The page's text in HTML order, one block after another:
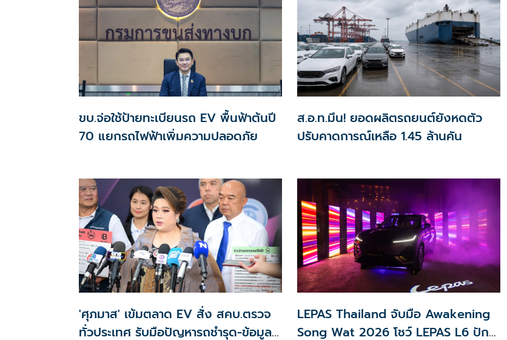
ขบ.จ่อใช้ป้ายทะเบียนรถ EV พื้นฟ้าต้นปี
70 แยกรถไฟฟ้าเพิ่มความปลอดภัย
ส.อ.ท.มึน! ยอดผลิตรถยนต์ยังหดตัว
ปรับคาดการณ์เหลือ 1.45 ล้านคัน
'ศุภมาส' เข้มตลาด EV สั่ง สคบ.ตรวจ
ทั่วประเทศ รับมือปัญหารถชำรุด-ข้อมูล
LEPAS Thailand จับมือ Awakening
Song Wat 2026 โชว์ LEPAS L6 ปัก